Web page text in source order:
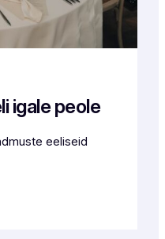
igale peole
eeliseid